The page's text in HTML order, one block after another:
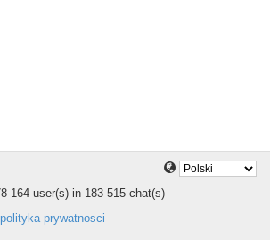
164 user(s) in 183 515 chat(s)
polityka prywatnosci